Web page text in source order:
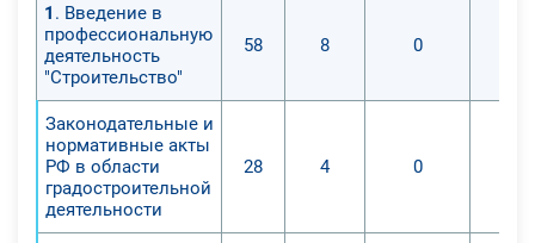
специалистам в соответствии с
квалификационными
требованиями. Программа
разработана в соответствии с
Федеральным законом «Об
1 . Введение в
профессиональную
деятельность
"Строительство"
58 8 0
Законодательные и
нормативные акты
РФ в области
градостроительной
деятельности
28 4 0